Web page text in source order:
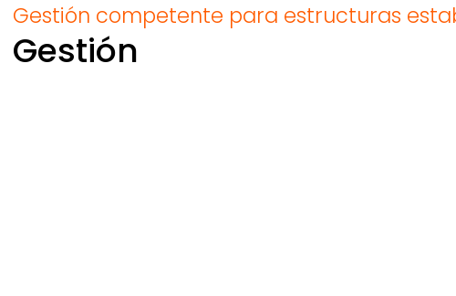
Gestión competente para estructuras
Gestión